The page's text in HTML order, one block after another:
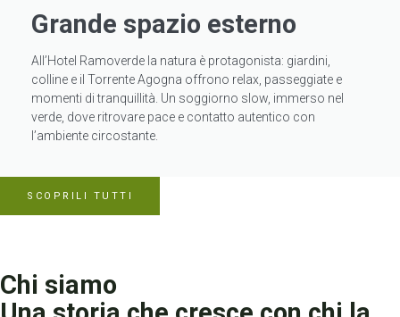
Grande spazio esterno
All’Hotel Ramoverde la natura è protagonista: giardini,
colline e il Torrente Agogna offrono relax, passeggiate e
momenti di tranquillità. Un soggiorno slow, immerso nel
verde, dove ritrovare pace e contatto autentico con
l’ambiente circostante.
SCOPRILI TUTTI
Chi siamo